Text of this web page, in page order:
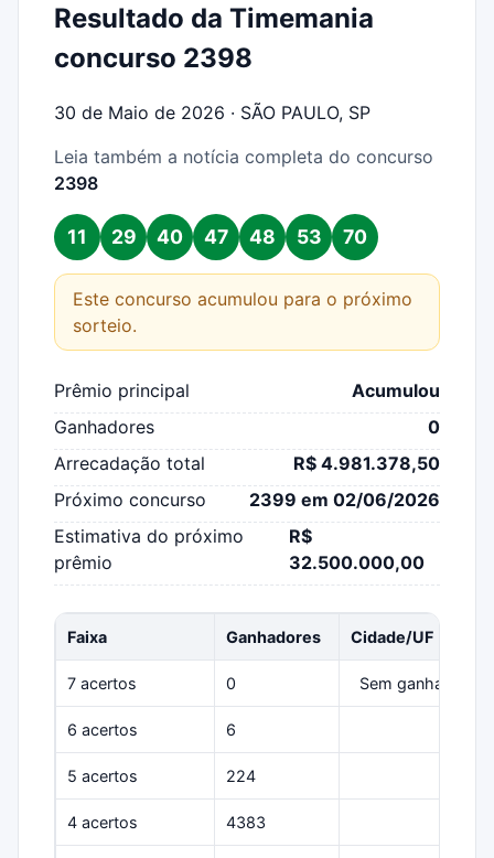
Resultado da Timemania
concurso 2398
30 de Maio de 2026 · SÃO PAULO, SP
Leia também a notícia completa do concurso
2398
11 29 40 47 48 53 70
Este concurso acumulou para o próximo
sorteio.
Prêmio principal
Acumulou
Ganhadores
0
Arrecadação total
R$ 4.981.378,50
Próximo concurso
2399 em 02/06/2026
Estimativa do próximo
prêmio
R$
32.500.000,00
Faixa Ganhadores Cidade/UF
7 acertos 0 Sem ganhadores
6 acertos 6
5 acertos 224
4 acertos 4383